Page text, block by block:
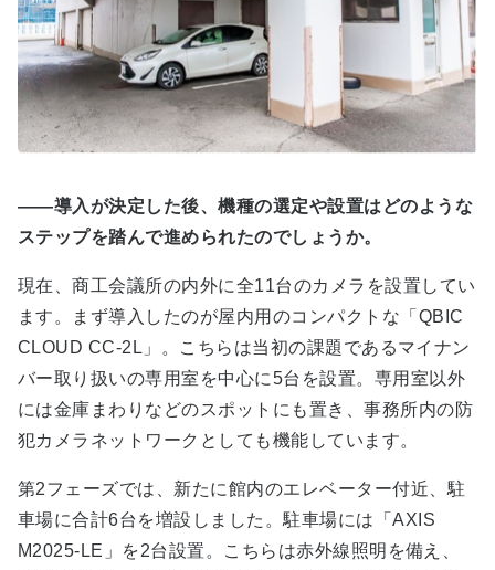
――導入が決定した後、機種の選定や設置はどのような
ステップを踏んで進められたのでしょうか。
現在、商工会議所の内外に全11台のカメラを設置してい
ます。まず導入したのが屋内用のコンパクトな「QBIC
CLOUD CC-2L」。こちらは当初の課題であるマイナン
バー取り扱いの専用室を中心に5台を設置。専用室以外
には金庫まわりなどのスポットにも置き、事務所内の防
犯カメラネットワークとしても機能しています。
第2フェーズでは、新たに館内のエレベーター付近、駐
車場に合計6台を増設しました。駐車場には「AXIS
M2025-LE」を2台設置。こちらは赤外線照明を備え、